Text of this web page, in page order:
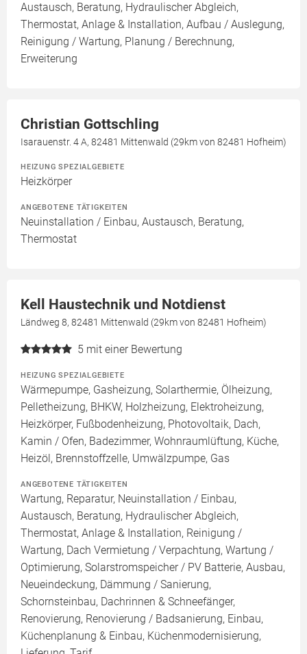
Austausch, Beratung, Hydraulischer Abgleich,
Thermostat, Anlage & Installation, Aufbau / Auslegung,
Reinigung / Wartung, Planung / Berechnung,
Erweiterung
Christian Gottschling
Isarauenstr. 4 A, 82481 Mittenwald (29km von 82481 Hofheim)
HEIZUNG SPEZIALGEBIETE
Heizkörper
ANGEBOTENE TÄTIGKEITEN
Neuinstallation / Einbau, Austausch, Beratung,
Thermostat
Kell Haustechnik und Notdienst
Ländweg 8, 82481 Mittenwald (29km von 82481 Hofheim)
5 mit einer Bewertung
HEIZUNG SPEZIALGEBIETE
Wärmepumpe, Gasheizung, Solarthermie, Ölheizung,
Pelletheizung, BHKW, Holzheizung, Elektroheizung,
Heizkörper, Fußbodenheizung, Photovoltaik, Dach,
Kamin / Ofen, Badezimmer, Wohnraumlüftung, Küche,
Heizöl, Brennstoffzelle, Umwälzpumpe, Gas
ANGEBOTENE TÄTIGKEITEN
Wartung, Reparatur, Neuinstallation / Einbau,
Austausch, Beratung, Hydraulischer Abgleich,
Thermostat, Anlage & Installation, Reinigung /
Wartung, Dach Vermietung / Verpachtung, Wartung /
Optimierung, Solarstromspeicher / PV Batterie, Ausbau,
Neueindeckung, Dämmung / Sanierung,
Schornsteinbau, Dachrinnen & Schneefänger,
Renovierung, Renovierung / Badsanierung, Einbau,
Küchenplanung & Einbau, Küchenmodernisierung,